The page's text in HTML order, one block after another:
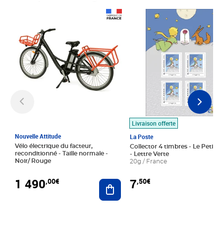
Nouvelle Attitude
Vélo électrique du facteur,
reconditionné - Taille normale -
Noir/ Rouge
1 490,00€ Ajouter au panier
Livraison offerte
La Poste
Collector 4 timbres - Le Petit
- Lettre Verte
20g / France
7,50€
Prix 7,50€